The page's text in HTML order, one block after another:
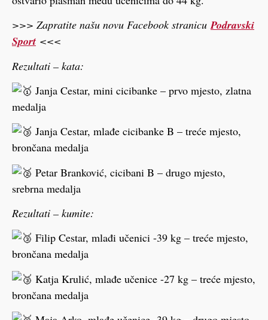
>>> Zapratite našu novu Facebook stranicu Podravski
Sport <<<
Rezultati – kata:
Janja Cestar, mini cicibanke – prvo mjesto, zlatna
medalja
Janja Cestar, mlađe cicibanke B – treće mjesto,
brončana medalja
Petar Branković, cicibani B – drugo mjesto,
srebrna medalja
Rezultati – kumite:
Filip Cestar, mlađi učenici -39 kg – treće mjesto,
brončana medalja
Katja Krulić, mlađe učenice -27 kg – treće mjesto,
brončana medalja